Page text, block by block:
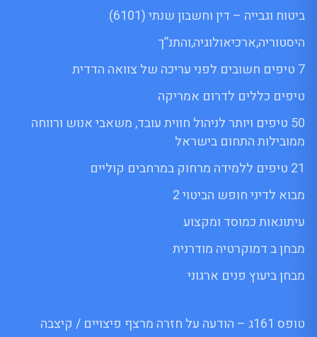
ביטוח וגבייה – דין וחשבון שנתי (6101)
היסטוריה,ארכיאולוגיה,והתנ”ך
7 טיפים חשובים לפני עריכה של צוואה הדדית
טיפים כללים לדרום אמריקה
50 טיפים ויותר לניהול חווית עובד, משאבי אנוש ורווחה
ממובילות התחום בישראל
21 טיפים ללמידה מרחוק במרחבים קוליים
מבוא לדיני חופש הביטוי 2
עיתונאות כמוסד ומקצוע
מבחן ב דמוקרטיה מודרנית
מבחן ביעוץ פנים ארגוני
טופס 161ג – הודעה על חזרה מרצף פיצויים / קיצבה